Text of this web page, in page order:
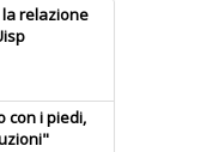
relazione
con i piedi,